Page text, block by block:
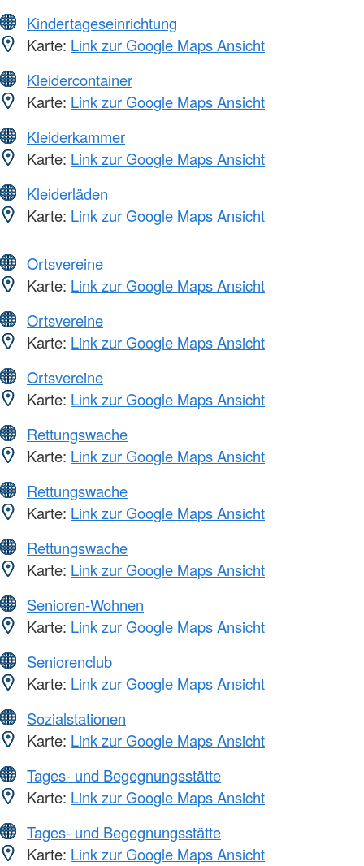
Kindertageseinrichtung
Karte: Link zur Google Maps Ansicht
Kleidercontainer
Karte: Link zur Google Maps Ansicht
Kleiderkammer
Karte: Link zur Google Maps Ansicht
Kleiderläden
Karte: Link zur Google Maps Ansicht
Ortsvereine
Karte: Link zur Google Maps Ansicht
Ortsvereine
Karte: Link zur Google Maps Ansicht
Ortsvereine
Karte: Link zur Google Maps Ansicht
Rettungswache
Karte: Link zur Google Maps Ansicht
Rettungswache
Karte: Link zur Google Maps Ansicht
Rettungswache
Karte: Link zur Google Maps Ansicht
Senioren-Wohnen
Karte: Link zur Google Maps Ansicht
Seniorenclub
Karte: Link zur Google Maps Ansicht
Sozialstationen
Karte: Link zur Google Maps Ansicht
Tages- und Begegnungsstätte
Karte: Link zur Google Maps Ansicht
Tages- und Begegnungsstätte
Karte: Link zur Google Maps Ansicht